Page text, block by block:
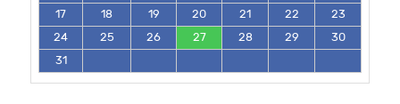
17
18 19 20 21 22
23
24
25 26 27 28 29
30
31